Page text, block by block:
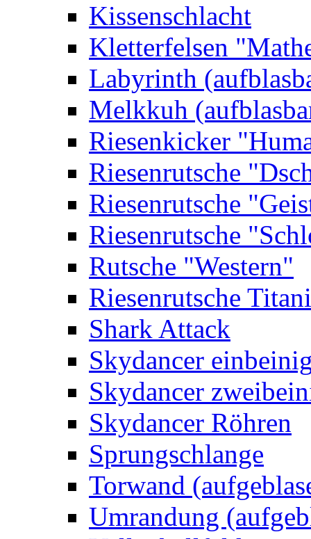
Kissenschlacht
Kletterfelsen
Labyrinth
Melkkuh
Riesenkicker
Riesenrutsche
Riesenrutsche
Riesenrutsche
Rutsche "Western"
Riesenrutsche
Shark Attack
Skydancer
Skydancer
Skydancer Röhren
Sprungschlange
Torwand
Umrandung